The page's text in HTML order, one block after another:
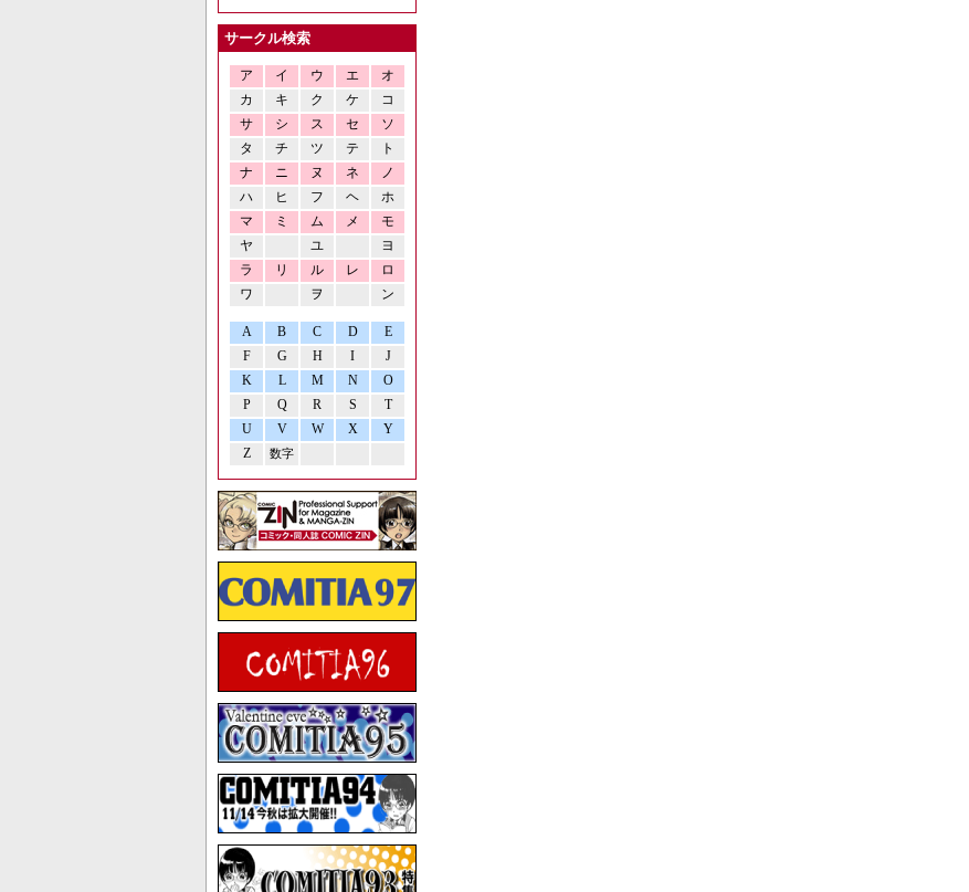
サークル検索
ア イ ウ エ
オ
カ
キ ク ケ
コ
サ
シ ス セ
ソ
タ
チ ツ テ
ト
ナ
ニ ヌ ネ
ノ
ハ
ヒ フ ヘ
ホ
マ
ミ ム メ
モ
ヤ
ユ
ヨ
ラ
リ ル レ
ロ
ワ
ヲ ン
A B C D
E
F
G H I
J
K
L M N
O
P
Q R S
T
U
V W X
Y
Z
数字